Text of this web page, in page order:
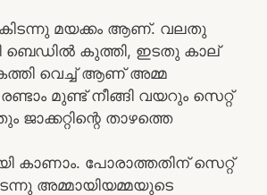
മയക്കം ആണ്. വലതു
ബെഡിൽ കുത്തി, ഇടതു കാല്
വെച്ച് ആണ് അമ്മ
മുണ്ട് നീങ്ങി വയറും സെറ്റ്
ജാക്കറ്റിന്റെ താഴത്തെ
കാണാം. പോരാത്തതിന് സെറ്റ്
അമ്മായിയമ്മയുടെ